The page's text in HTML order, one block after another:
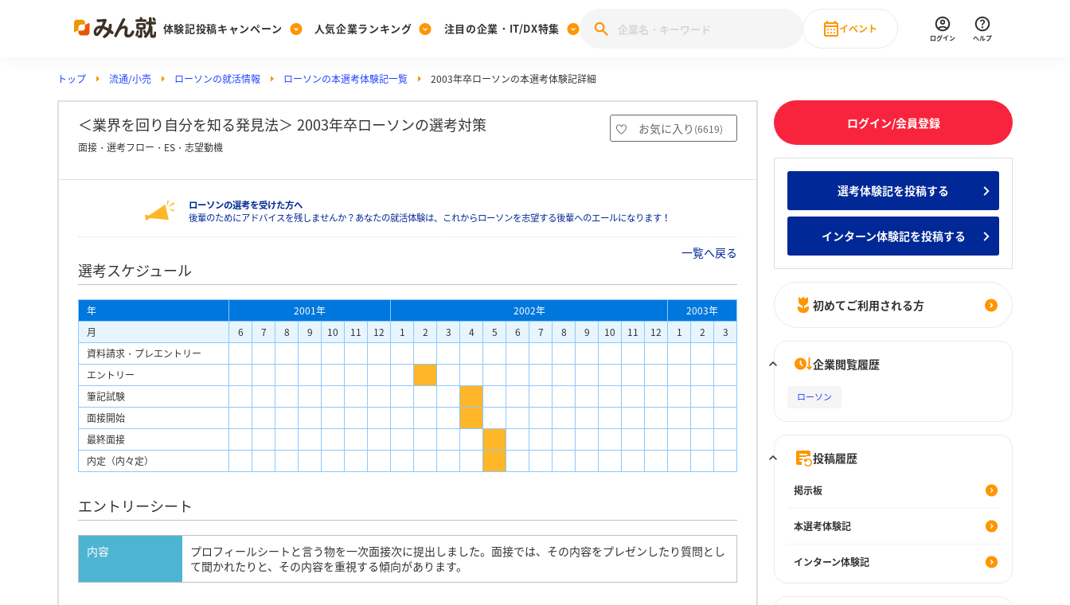
体験記投稿キャンペーン
Post
投稿する
[27卒] 本選考体験記投稿キャンペーン
人気企業ランキング
Ranking
ランキングを見る
みんなのDX企業就職ブランド調査
Vote
投票する
みんなの新卒就職人気企業ランキング みんなのインターン人気企業ランキ
注目の企業・IT/DX特集
PickUp
注目の企業特集
28卒 IT・DX現場社員インタビュー
イベント
直近のイベント一覧
ログイン ヘルプ
トップ 流通/小売 ローソンの就活情報 ローソンの本選考体験記一覧 2003年卒ローソンの本選考体験記詳細
＜業界を回り自分を知る発見法＞ 2003年卒ローソンの選考対策 お気に入り (6619)
面接・選考フロー・ES・志望動機
ローソンの選考を受けた方へ
後輩のためにアドバイスを残しませんか？あなたの就活体験は、これからローソンを志望する後輩へのエールになります！
一覧へ戻る
選考スケジュール
年 2001年 2002年
2003年
月
6 7 8 9 10 11 12 1 2 3 4 5 6 7 8 9 10 11 12 1 2
3
資料請求・プレエントリー
エントリー
筆記試験
面接開始
最終面接
内定（内々定）
エントリーシート
内容
プロフィールシートと言う物を一次面接次に提出しました。面接では、その内容をプレゼンしたり質問とし
て聞かれたりと、その内容を重視する傾向があります。
ログイン/会員登録
選考体験記を投稿する
インターン体験記を投稿する
初めてご利用される方
企業閲覧履歴
ローソン
投稿履歴
掲示板
本選考体験記
インターン体験記